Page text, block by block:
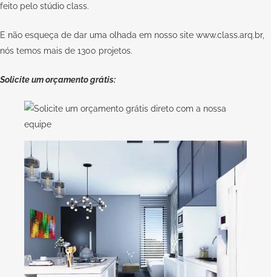
feito pelo stúdio class.
E não esqueça de dar uma olhada em nosso site www.class.arq.br,
nós temos mais de 1300 projetos.
Solicite um orçamento grátis: